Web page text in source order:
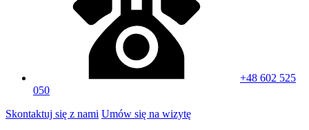
+48 602 525
050
Skontaktuj się z nami Umów się na wizytę